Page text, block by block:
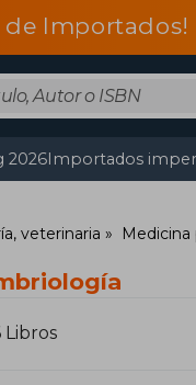
de
2026Importados
veterinaria
Medicina
Libros